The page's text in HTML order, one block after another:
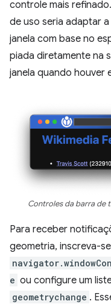
controle mais
de uso seria adaptar
janela com base no
piada diretamente na
janela quando houver
Controles da barra de
Para receber
geometria, inscreva-
e ou configure um
geometrychange .